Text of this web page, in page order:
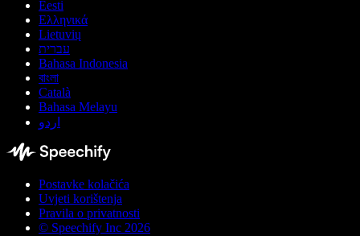
Eesti
Ελληνικά
Lietuvių
עברית
Bahasa Indonesia
বাংলা
Català
Bahasa Melayu
اردو
Postavke kolačića
Uvjeti korištenja
Pravila o privatnosti
© Speechify Inc 2026